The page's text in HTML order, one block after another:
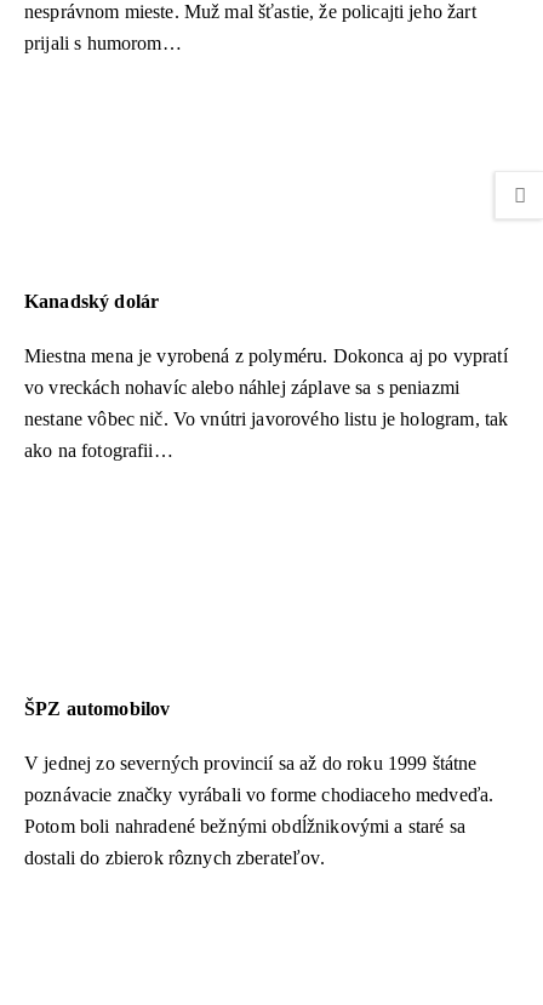
nesprávnom mieste. Muž mal šťastie, že policajti jeho žart
prijali s humorom…
Kanadský dolár
Miestna mena je vyrobená z polyméru. Dokonca aj po vypratí
vo vreckách nohavíc alebo náhlej záplave sa s peniazmi
nestane vôbec nič. Vo vnútri javorového listu je hologram, tak
ako na fotografii…
ŠPZ automobilov
V jednej zo severných provincií sa až do roku 1999 štátne
poznávacie značky vyrábali vo forme chodiaceho medveďa.
Potom boli nahradené bežnými obdĺžnikovými a staré sa
dostali do zbierok rôznych zberateľov.